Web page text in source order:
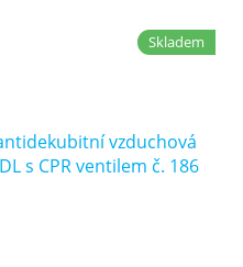
Skladem